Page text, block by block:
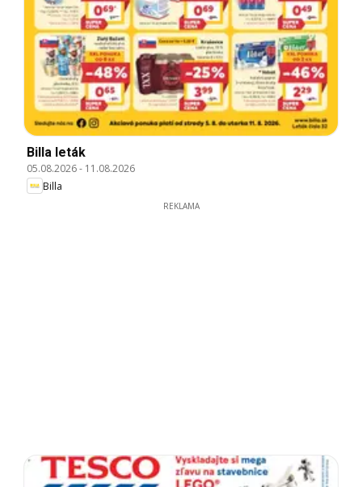
Billa leták
05.08.2026- 11.08.2026
Billa
REKLAMA